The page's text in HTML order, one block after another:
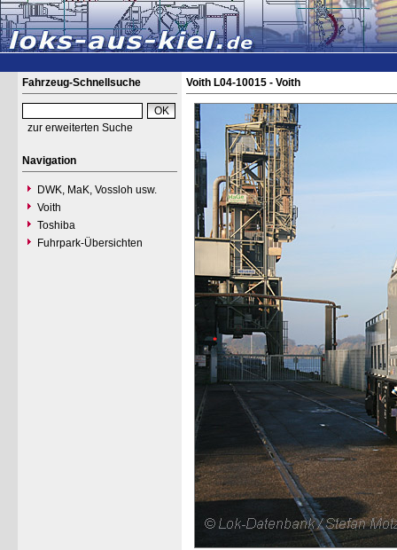
Fahrzeug-Schnellsuche
zur erweiterten Suche
Navigation
DWK, MaK, Vossloh usw.
Voith
Toshiba
Fuhrpark-Übersichten
Voith L04-10015 - Voith